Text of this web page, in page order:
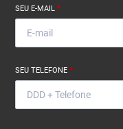
SEU E-MAIL*
SEU TELEFONE*